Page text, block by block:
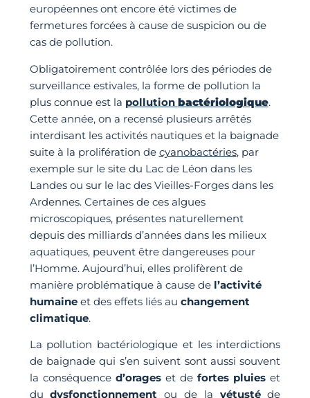
européennes ont encore été victimes de
fermetures forcées à cause de suspicion ou de
cas de pollution.
Obligatoirement contrôlée lors des périodes de
surveillance estivales, la forme de pollution la
plus connue est la pollution bactériologique.
Cette année, on a recensé plusieurs arrêtés
interdisant les activités nautiques et la baignade
suite à la prolifération de cyanobactéries, par
exemple sur le site du Lac de Léon dans les
Landes ou sur le lac des Vieilles-Forges dans les
Ardennes. Certaines de ces algues
microscopiques, présentes naturellement
depuis des milliards d’années dans les milieux
aquatiques, peuvent être dangereuses pour
l’Homme. Aujourd’hui, elles prolifèrent de
manière problématique à cause de l’activité
humaineet des effets liés au changement
climatique.
La pollution bactériologique et les interdictions
de baignade qui s’en suivent sont aussi souvent
la conséquence d’orageset defortes pluies et
dudysfonctionnement ou de la vétustéde